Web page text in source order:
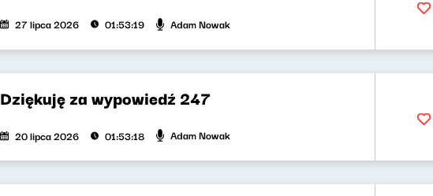
27 lipca 2026 01:53:19 Adam Nowak
Dziękuję za wypowiedź 247
20 lipca 2026 01:53:18 Adam Nowak